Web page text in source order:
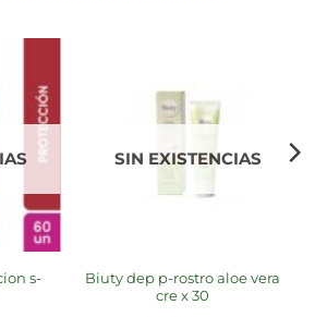
SIN EXISTENCIAS
biuty dep p-rostro aloe vera
cre x 30